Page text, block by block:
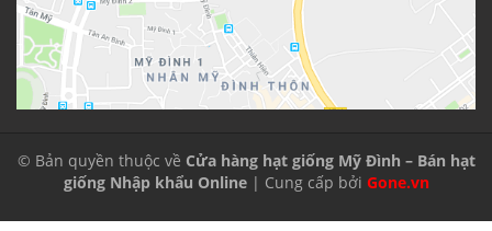
© Bản quyền thuộc về Cửa hàng hạt giống Mỹ Đình – Bán hạt
giống Nhập khẩu Online| Cung cấp bởi Gone.vn